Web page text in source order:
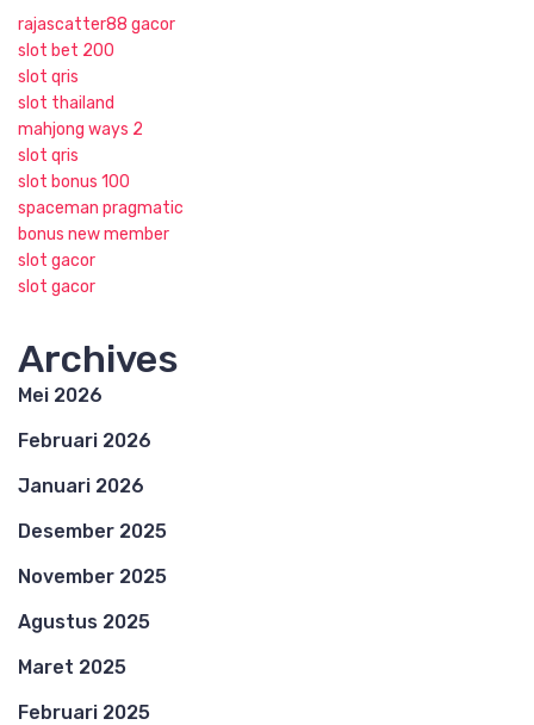
rajascatter88 gacor
slot bet 200
slot qris
slot thailand
mahjong ways 2
slot qris
slot bonus 100
spaceman pragmatic
bonus new member
slot gacor
slot gacor
Archives
Mei 2026
Februari 2026
Januari 2026
Desember 2025
November 2025
Agustus 2025
Maret 2025
Februari 2025